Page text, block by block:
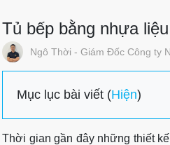
Tủ bếp bằng nhựa
Ngô Thời - Giám Đốc Công ty
Mục lục bài viết (Hiện)
Thời gian gần đây những thiết